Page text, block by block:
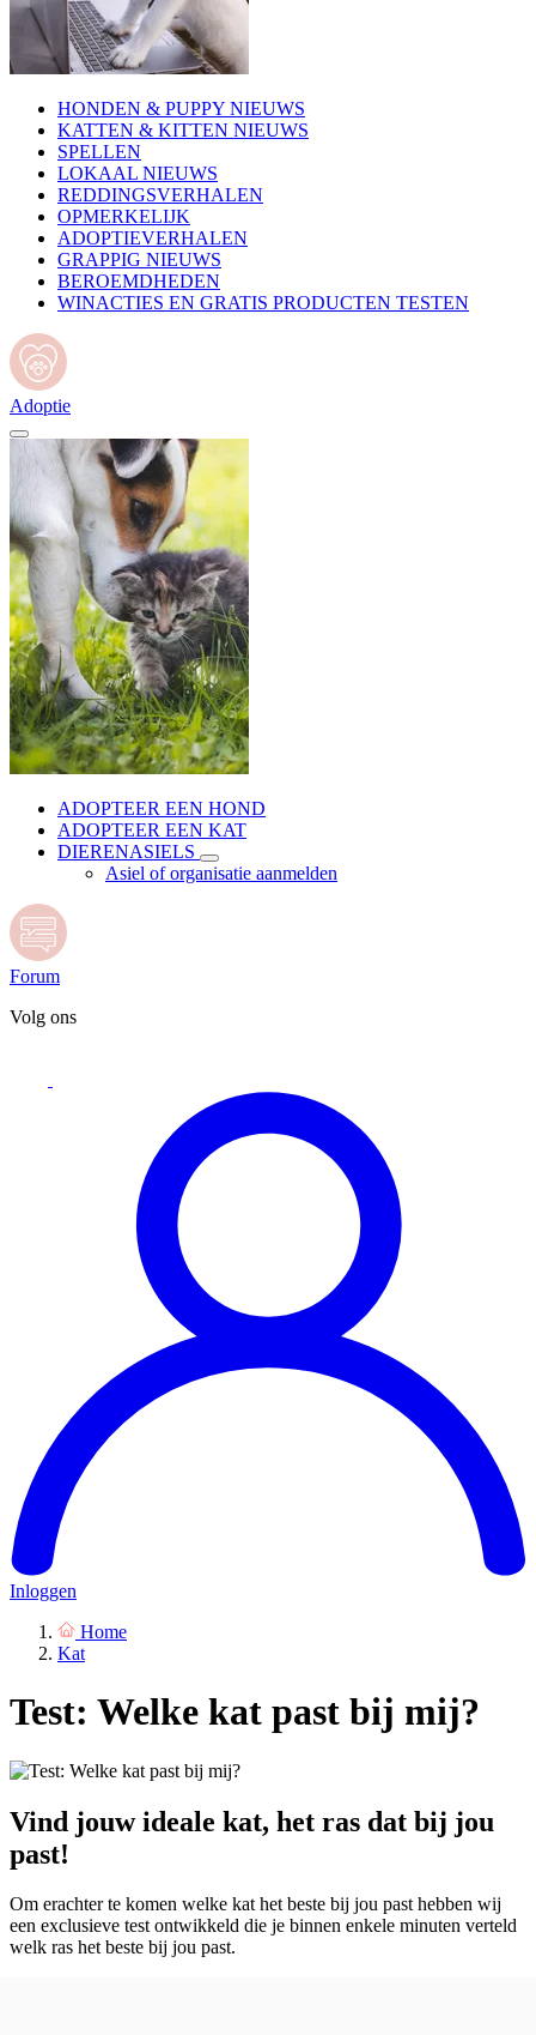
HONDEN & PUPPY NIEUWS
KATTEN & KITTEN NIEUWS
SPELLEN
LOKAAL NIEUWS
REDDINGSVERHALEN
OPMERKELIJK
ADOPTIEVERHALEN
GRAPPIG NIEUWS
BEROEMDHEDEN
WINACTIES EN GRATIS PRODUCTEN TESTEN
Adoptie
ADOPTEER EEN HOND
ADOPTEER EEN KAT
DIERENASIELS
Asiel of organisatie aanmelden
Forum
Volg ons
Inloggen
Home
Kat
Test: Welke kat past bij mij?
Vind jouw ideale kat, het ras dat bij jou
past!
Om erachter te komen welke kat het beste bij jou past hebben wij
een exclusieve test ontwikkeld die je binnen enkele minuten verteld
welk ras het beste bij jou past.